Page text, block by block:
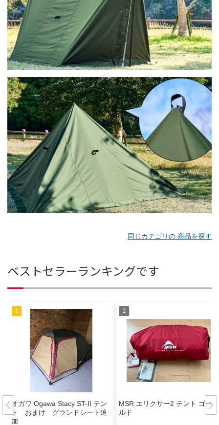
同じカテゴリの 商品を探す
ベストセラーランキングです
オガワ Ogawa Stacy ST-II テン
ト おまけ グランドシート追
加
MSR エリクサー2 テント ゴー
ルド